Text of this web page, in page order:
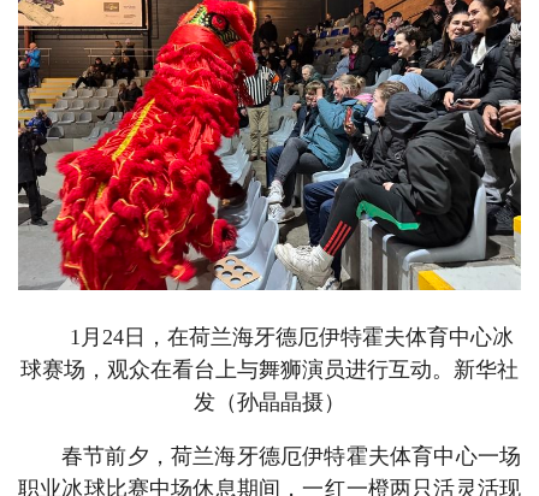
1月24日，在荷兰海牙德厄伊特霍夫体育中心冰
球赛场，观众在看台上与舞狮演员进行互动。新华社
发（孙晶晶摄）
春节前夕，荷兰海牙德厄伊特霍夫体育中心一场
职业冰球比赛中场休息期间，一红一橙两只活灵活现